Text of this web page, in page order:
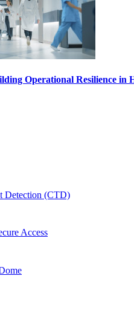
Operational Resilience in
Detection (CTD)
Access